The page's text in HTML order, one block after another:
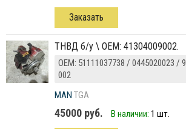
Заказать
ТНВД б/у \ ОЕМ: 41304009002.
ОЕМ: 51111037738 / 0445020023 /
002
MAN TGA
45000 руб. В наличии: 1 шт.